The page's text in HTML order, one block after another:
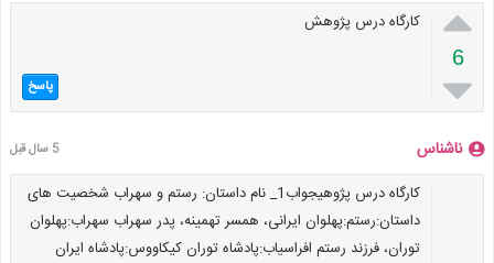

6

کارگاه درس پژوهش
پاسخ
ناشناس 5 سال قبل
کارگاه درس پژوهیجواب1_ نام داستان: رستم و سهراب شخصیت های
داستان:رستم:پهلوان ایرانی، همسر تهمینه، پدر سهراب سهراب:پهلوان
توران، فرزند رستم افراسیاب:پادشاه توران کیکاووس:پادشاه ایران